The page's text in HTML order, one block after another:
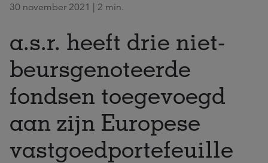
30 november 2021 | 2 min.
a.s.r. heeft drie niet-
beursgenoteerde
fondsen toegevoegd
aan zijn Europese
vastgoedportefeuille